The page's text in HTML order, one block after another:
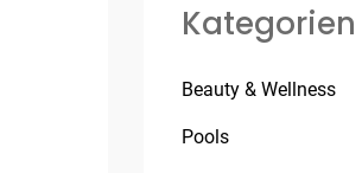
Kategorien
Beauty & Wellness
Pools